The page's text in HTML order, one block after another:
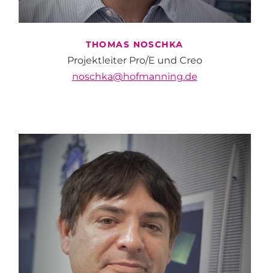
THOMAS NOSCHKA
Projektleiter Pro/E und Creo
noschka@hofmanning.de